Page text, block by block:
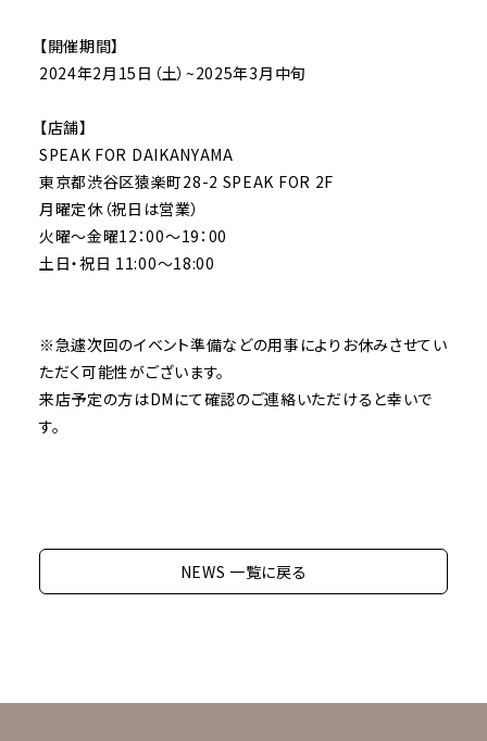
【開催期間】
2024年2月15日（土）~2025年3月中旬
【店舗】
SPEAK FOR DAIKANYAMA
東京都渋谷区猿楽町28-2 SPEAK FOR 2F
月曜定休（祝日は営業）
火曜〜金曜12：00～19：00
土日・祝日 11:00〜18:00
※急遽次回のイベント準備などの用事によりお休みさせてい
ただく可能性がございます。
来店予定の方はDMにて確認のご連絡いただけると幸いで
す。
NEWS 一覧に戻る